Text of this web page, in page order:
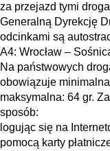
za przejazd tymi
Generalną Dyrekcję
odcinkami są
A4: Wrocław –
Na państwowych
obowiązuje
maksymalna: 64 gr.
sposób:
logując się na
pomocą karty